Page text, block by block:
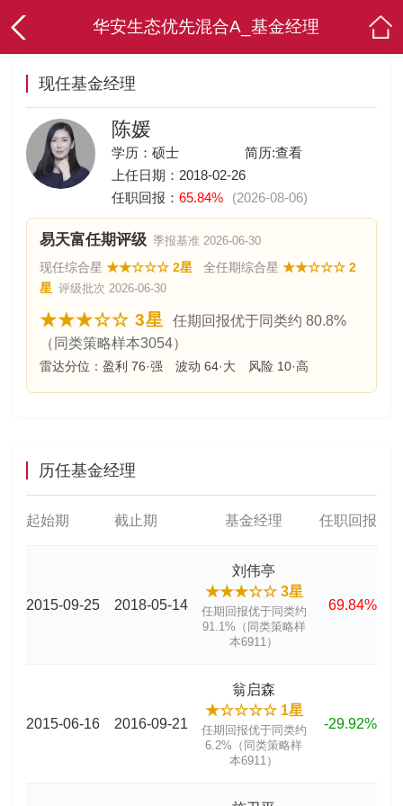
华安生态优先混合A_基金经理
现任基金经理
陈媛
学历：硕士 简历:查看
上任日期：2018-02-26
任职回报：65.84% (2026-08-06)
易天富任期评级 季报基准 2026-06-30
现任综合星 ★★☆☆☆ 2星 全任期综合星 ★★☆☆☆ 2
星 评级批次 2026-06-30
★★★☆☆ 3星
任期回报优于同类约 80.8%
（同类策略样本3054）
雷达分位：盈利 76·强 波动 64·大 风险 10·高
历任基金经理
起始期 截止期 基金经理 任职回报
2015-09-25 2018-05-14
刘伟亭
★★★☆☆ 3星
任期回报优于同类约
91.1%（同类策略样
本6911）
69.84%
2015-06-16 2016-09-21
翁启森
★☆☆☆☆ 1星
任期回报优于同类约
6.2%（同类策略样
本6911）
-29.92%